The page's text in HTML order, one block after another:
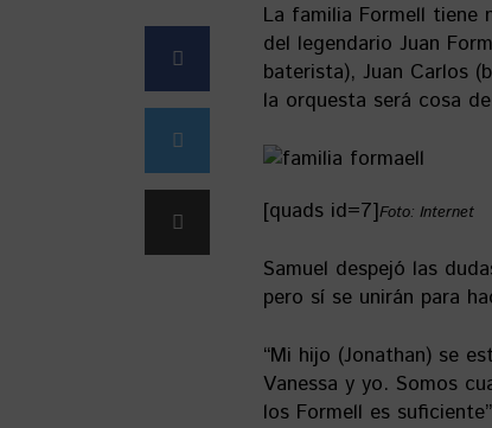
La familia Formell tiene
del legendario Juan
baterista), Juan Carlos
la orquesta será cosa
[quads id=7]Foto: Internet
Samuel despejó las
pero sí se unirán para
“Mi hijo (Jonathan) se
Vanessa y yo. Somos
los Formell es